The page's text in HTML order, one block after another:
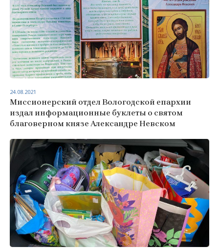
Миссионерский отдел Вологодской епархии
издал информационные буклеты о святом
благоверном князе Александре Невском
24.08.2021